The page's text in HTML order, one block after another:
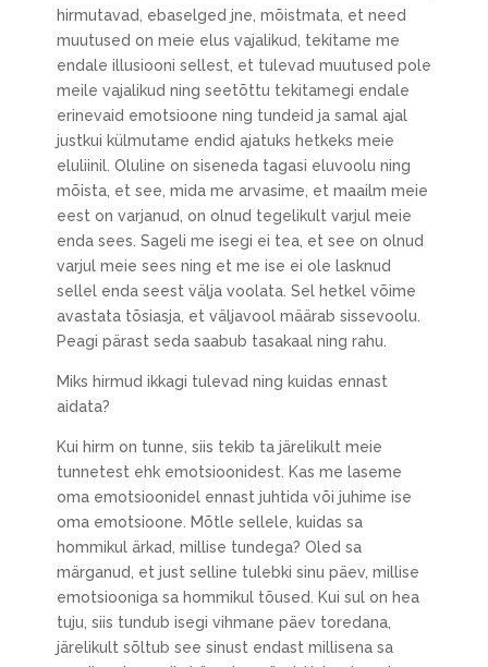
hirmutavad, ebaselged jne, mõistmata, et need
muutused on meie elus vajalikud, tekitame me
endale illusiooni sellest, et tulevad muutused pole
meile vajalikud ning seetõttu tekitamegi endale
erinevaid emotsioone ning tundeid ja samal ajal
justkui külmutame endid ajatuks hetkeks meie
eluliinil. Oluline on siseneda tagasi eluvoolu ning
mõista, et see, mida me arvasime, et maailm meie
eest on varjanud, on olnud tegelikult varjul meie
enda sees. Sageli me isegi ei tea, et see on olnud
varjul meie sees ning et me ise ei ole lasknud
sellel enda seest välja voolata. Sel hetkel võime
avastata tõsiasja, et väljavool määrab sissevoolu.
Peagi pärast seda saabub tasakaal ning rahu.
Miks hirmud ikkagi tulevad ning kuidas ennast
aidata?
Kui hirm on tunne, siis tekib ta järelikult meie
tunnetest ehk emotsioonidest. Kas me laseme
oma emotsioonidel ennast juhtida või juhime ise
oma emotsioone. Mõtle sellele, kuidas sa
hommikul ärkad, millise tundega? Oled sa
märganud, et just selline tulebki sinu päev, millise
emotsiooniga sa hommikul tõused. Kui sul on hea
tuju, siis tundub isegi vihmane päev toredana,
järelikult sõltub see sinust endast millisena sa